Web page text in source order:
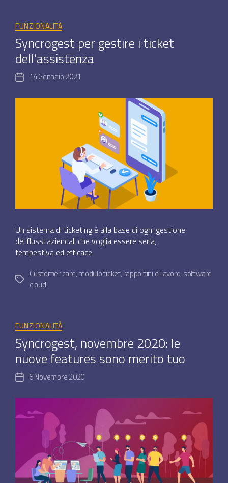
FUNZIONALITÀ
Syncrogest per gestire i ticket
dell’assistenza
Data14 Gennaio 2021
Un sistema di ticketing è alla base di ogni gestione
dei flussi aziendali che voglia essere seria,
tempestiva ed efficace.
Tag
Customer care,modulo ticket,rapportini di lavoro, software
cloud
FUNZIONALITÀ
Syncrogest, novembre 2020: le
nuove features sono merito tuo
Data6 Novembre 2020